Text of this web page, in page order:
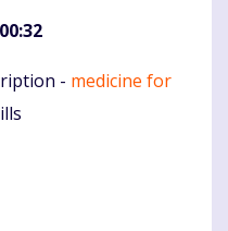
- medicine for